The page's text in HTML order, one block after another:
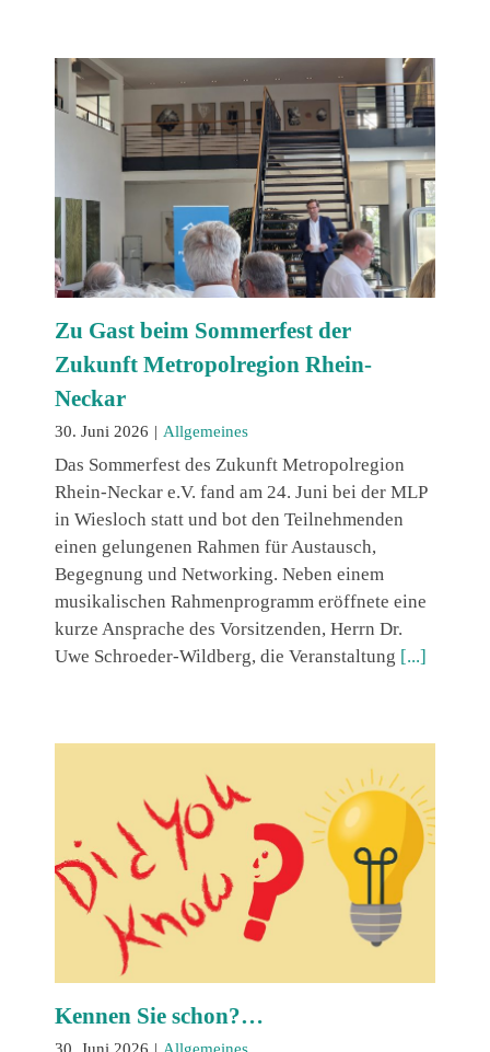
Zu Gast beim Sommerfest der
Zukunft Metropolregion Rhein-
Neckar
30. Juni 2026 | Allgemeines
Das Sommerfest des Zukunft Metropolregion
Rhein-Neckar e.V. fand am 24. Juni bei der MLP
in Wiesloch statt und bot den Teilnehmenden
einen gelungenen Rahmen für Austausch,
Begegnung und Networking. Neben einem
musikalischen Rahmenprogramm eröffnete eine
kurze Ansprache des Vorsitzenden, Herrn Dr.
Uwe Schroeder-Wildberg, die Veranstaltung [...]
Kennen Sie schon?…